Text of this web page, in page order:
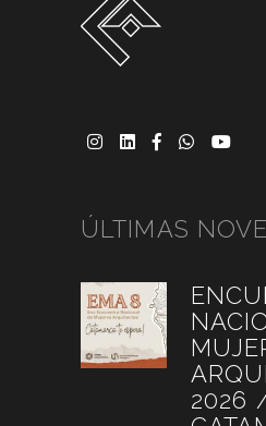
ÚLTIMAS
2026